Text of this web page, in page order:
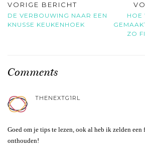
VORIGE BERICHT
DE VERBOUWING NAAR EEN
KNUSSE KEUKENHOEK
HOE
ZO
Comments
THENEXTG1RL
Goed om je tips te lezen, ook al heb ik zelden een
onthouden!